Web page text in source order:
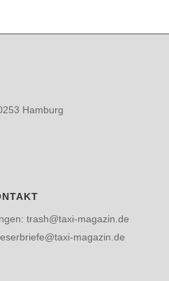
Hamburg
trash@taxi-magazin.de
magazin.de